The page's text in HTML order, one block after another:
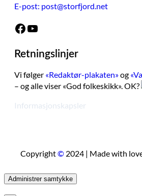
E-post: post@storfjord.net
Facebook YouTube
Retningslinjer
Vi følger «Redaktør-plakaten»og
– og alle viser «God folkeskikk». OK?
Informasjonskapsler
Copyright© 2024 | Made with
Administrer samtykke